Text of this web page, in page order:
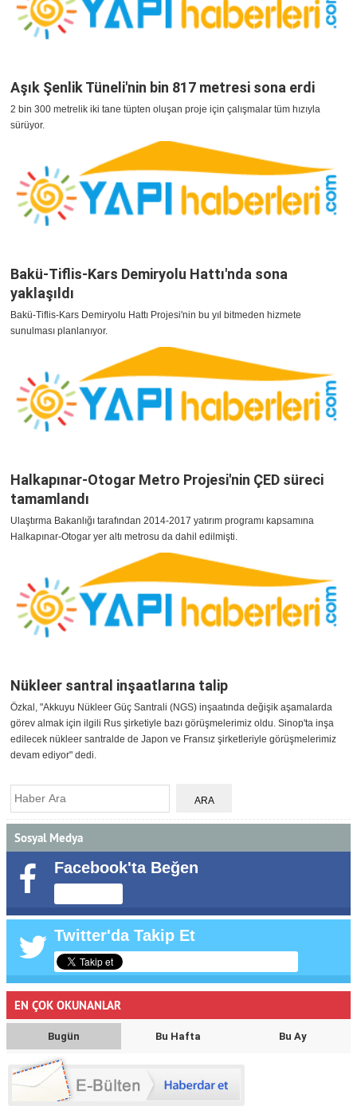
Aşık Şenlik Tüneli'nin bin 817 metresi sona erdi
2 bin 300 metrelik iki tane tüpten oluşan proje için çalışmalar tüm hızıyla
sürüyor.
Bakü-Tiflis-Kars Demiryolu Hattı'nda sona
yaklaşıldı
Bakü-Tiflis-Kars Demiryolu Hattı Projesi'nin bu yıl bitmeden hizmete
sunulması planlanıyor.
Halkapınar-Otogar Metro Projesi'nin ÇED süreci
tamamlandı
Ulaştırma Bakanlığı tarafından 2014-2017 yatırım programı kapsamına
Halkapınar-Otogar yer altı metrosu da dahil edilmişti.
Nükleer santral inşaatlarına talip
Özkal, "Akkuyu Nükleer Güç Santrali (NGS) inşaatında değişik aşamalarda
görev almak için ilgili Rus şirketiyle bazı görüşmelerimiz oldu. Sinop'ta inşa
edilecek nükleer santralde de Japon ve Fransız şirketleriyle görüşmelerimiz
devam ediyor" dedi.
Sosyal Medya
Facebook'ta Beğen
Twitter'da Takip Et
EN ÇOK OKUNANLAR
Bugün Bu Hafta Bu Ay